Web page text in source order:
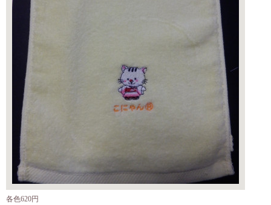
各色620円